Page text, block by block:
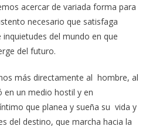
acercar de variada forma para
necesa­rio que satisfaga
del mundo en que
del futuro.
más directamente al hombre, al
en un medio hostil y en
que planea y sueña su vida y
del destino, que marcha hacia la